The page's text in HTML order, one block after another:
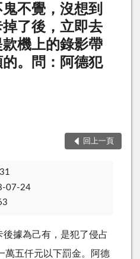
不覺，沒想到
了後，立即去
機上的錄影帶
。問：阿德犯
回上一頁
07-24
據為己有，是犯了侵占
萬五仟元以下罰金。阿德